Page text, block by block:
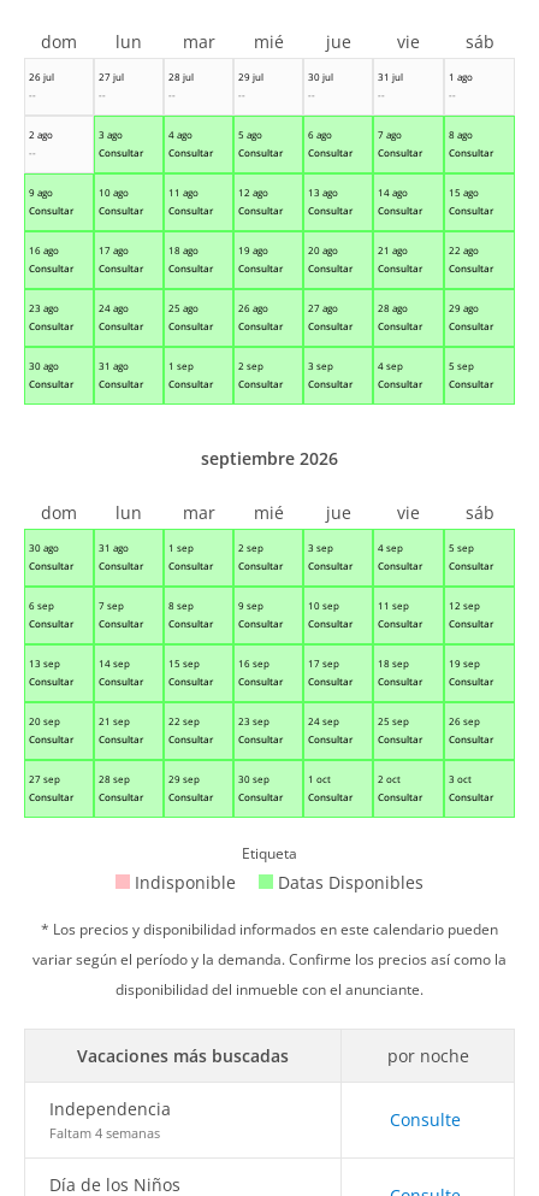
26 jul
--
27 jul
--
28 jul
--
29 jul
--
30 jul
--
31 jul
--
1 ago
--
2 ago
--
3 ago
Consultar
4 ago
Consultar
5 ago
Consultar
6 ago
Consultar
7 ago
Consultar
8 ago
Consultar
9 ago
Consultar
10 ago
Consultar
11 ago
Consultar
12 ago
Consultar
13 ago
Consultar
14 ago
Consultar
15 ago
Consultar
16 ago
Consultar
17 ago
Consultar
18 ago
Consultar
19 ago
Consultar
20 ago
Consultar
21 ago
Consultar
22 ago
Consultar
23 ago
Consultar
24 ago
Consultar
25 ago
Consultar
26 ago
Consultar
27 ago
Consultar
28 ago
Consultar
29 ago
Consultar
30 ago
Consultar
31 ago
Consultar
1 sep
Consultar
2 sep
Consultar
3 sep
Consultar
4 sep
Consultar
5 sep
Consultar
dom lun mar mié jue vie sáb
30 ago
Consultar
31 ago
Consultar
1 sep
Consultar
2 sep
Consultar
3 sep
Consultar
4 sep
Consultar
5 sep
Consultar
6 sep
Consultar
7 sep
Consultar
8 sep
Consultar
9 sep
Consultar
10 sep
Consultar
11 sep
Consultar
12 sep
Consultar
13 sep
Consultar
14 sep
Consultar
15 sep
Consultar
16 sep
Consultar
17 sep
Consultar
18 sep
Consultar
19 sep
Consultar
20 sep
Consultar
21 sep
Consultar
22 sep
Consultar
23 sep
Consultar
24 sep
Consultar
25 sep
Consultar
26 sep
Consultar
27 sep
Consultar
28 sep
Consultar
29 sep
Consultar
30 sep
Consultar
1 oct
Consultar
2 oct
Consultar
3 oct
Consultar
septiembre 2026
dom lun mar mié jue vie sáb
Etiqueta
Indisponible Datas Disponibles
* Los precios y disponibilidad informados en este calendario pueden
variar según el período y la demanda. Confirme los precios así como la
disponibilidad del inmueble con el anunciante.
Vacaciones más buscadas por noche
Independencia
Faltam 4 semanas
Consulte
Día de los Niños